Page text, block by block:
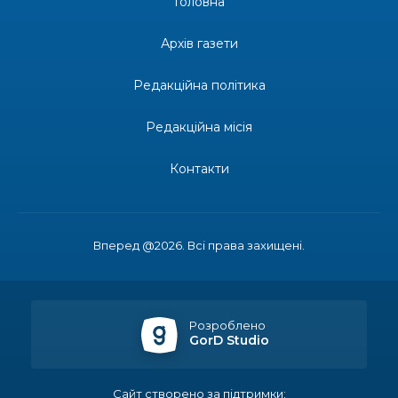
Одна з найяскравіших постатей Бахмута –
професійним святом
спецрахунки
Іпотеку для ВПО спростили, але з одним
Вперед @2026. Всі права захищені.
Архів газети
Редакційна політика
Редакційна місія
Контакти
Розроблено
GorD Studio
Сайт створено за підтримки: